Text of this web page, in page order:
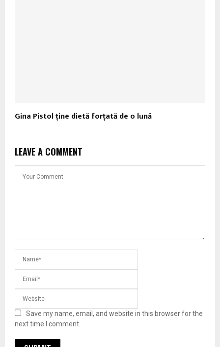
Gina Pistol ţine dietă forţată de o lună
LEAVE A COMMENT
Save my name, email, and website in this browser for the
next time I comment.